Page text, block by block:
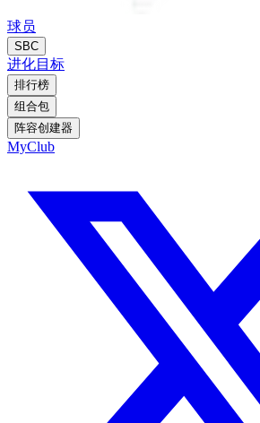
球员
SBC
进化目标
排行榜
组合包
阵容创建器
MyClub